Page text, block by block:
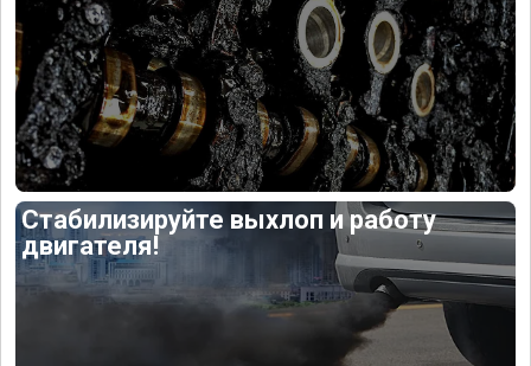
Стабилизируйте выхлоп и работу
двигателя!